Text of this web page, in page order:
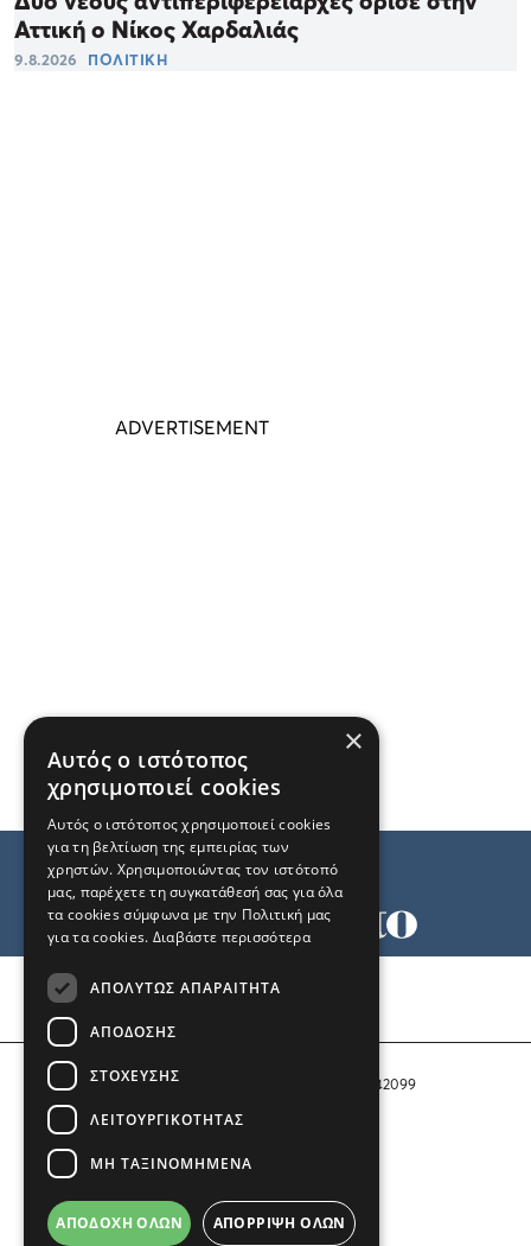
Αττική ο Νίκος Χαρδαλιάς
9.8.2026 ΠΟΛΙΤΙΚΗ
Αριθμός Πιστοποίησης Μ.Η.Τ. 242099
COPYRIGHT © 2026 Το Μανιφέστο
×
Αυτός ο ιστότοπος
χρησιμοποιεί cookies
Αυτός ο ιστότοπος χρησιμοποιεί cookies
για τη βελτίωση της εμπειρίας των
χρηστών. Χρησιμοποιώντας τον ιστότοπό
μας, παρέχετε τη συγκατάθεσή σας για όλα
τα cookies σύμφωνα με την Πολιτική μας
για τα cookies. Διαβάστε περισσότερα
ΑΠΟΛΎΤΩΣ ΑΠΑΡΑΊΤΗΤΑ
ΑΠΌΔΟΣΗΣ
ΣΤΌΧΕΥΣΗΣ
ΛΕΙΤΟΥΡΓΙΚΌΤΗΤΑΣ
ΜΗ ΤΑΞΙΝΟΜΗΜΈΝΑ
ΑΠΟΔΟΧΉ ΌΛΩΝ ΑΠΌΡΡΙΨΗ ΌΛΩΝ